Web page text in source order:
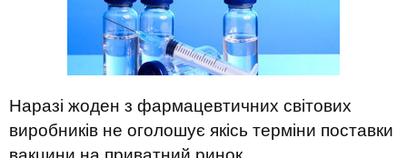
Наразі жоден з фармацевтичних світових
виробників не оголошує якісь терміни поставки